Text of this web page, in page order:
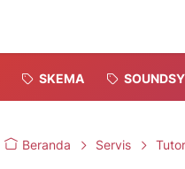
SKEMA
Beranda Servis